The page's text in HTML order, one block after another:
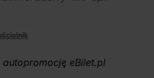
inicjatywą eBilet
eBilet.pl